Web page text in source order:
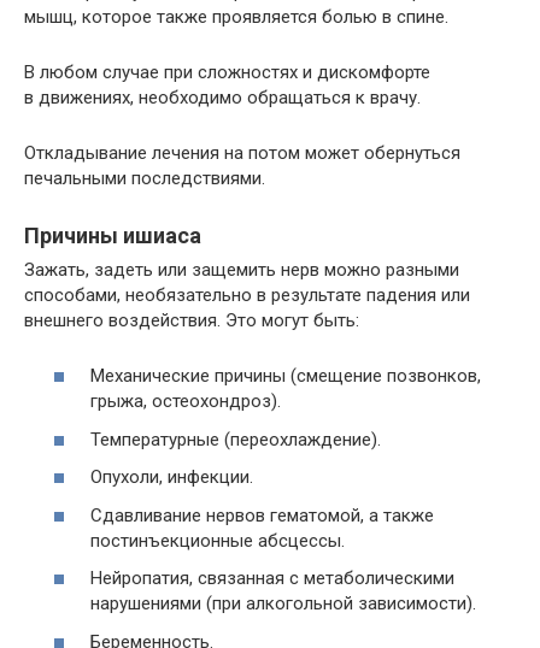
мышц, которое также проявляется болью в спине.
В любом случае при сложностях и дискомфорте
в движениях, необходимо обращаться к врачу.
Откладывание лечения на потом может обернуться
печальными последствиями.
Причины ишиаса
Зажать, задеть или защемить нерв можно разными
способами, необязательно в результате падения или
внешнего воздействия. Это могут быть:
Механические причины (смещение позвонков,
грыжа, остеохондроз).
Температурные (переохлаждение).
Опухоли, инфекции.
Сдавливание нервов гематомой, а также
постинъекционные абсцессы.
Нейропатия, связанная с метаболическими
нарушениями (при алкогольной зависимости).
Беременность.